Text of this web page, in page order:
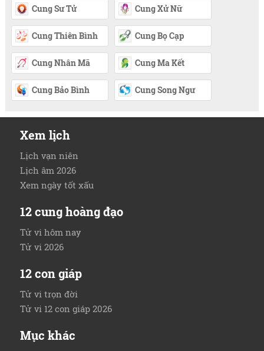
Cung Sư Tử Cung Xử Nữ
Cung Thiên Bình Cung Bọ Cạp
Cung Nhân Mã Cung Ma Kết
Cung Bảo Bình Cung Song Ngư
Xem lịch
Lịch vạn niên
Lịch âm 2026
Xem ngày tốt xấu
12 cung hoàng đạo
Tử vi hôm nay
Tử vi 2026
12 con giáp
Tử vi trọn đời
Tử vi 12 con giáp 2026
Mục khác